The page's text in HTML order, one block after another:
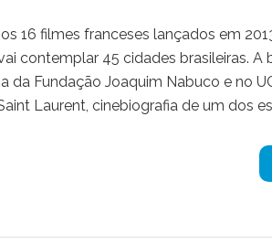
16 filmes franceses lançados em
contemplar 45 cidades brasileiras. A
da Fundação Joaquim Nabuco e no
Laurent, cinebiografia de um dos